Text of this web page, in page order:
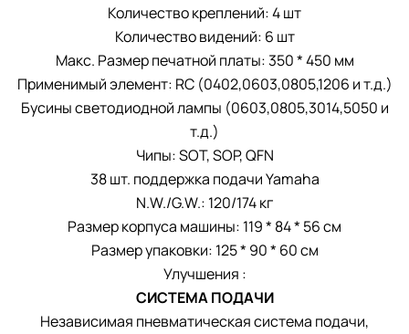
Количество креплений: 4 шт
Количество видений: 6 шт
Макс. Размер печатной платы: 350 * 450 мм
Применимый элемент: RC (0402,0603,0805,1206 и т.д.)
Бусины светодиодной лампы (0603,0805,3014,5050 и
т.д.)
Чипы: SOT, SOP, QFN
38 шт. поддержка подачи Yamaha
N.W./G.W.: 120/174 кг
Размер корпуса машины: 119 * 84 * 56 см
Размер упаковки: 125 * 90 * 60 см
Улучшения :
СИСТЕМА ПОДАЧИ
Независимая пневматическая система подачи,